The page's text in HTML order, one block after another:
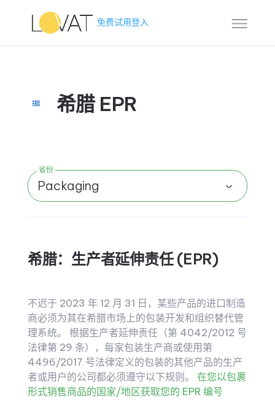
免费试用登入
希腊 EPR
省份
Packaging
希腊：生产者延伸责任 (EPR)
不迟于 2023 年 12 月 31 日，某些产品的进口制造
商必须为其在希腊市场上的包装开发和组织替代管
理系统。 根据生产者延伸责任（第 4042/2012 号
法律第 29 条），每家包装生产商或使用第
4496/2017 号法律定义的包装的其他产品的生产
者或用户的公司都必须遵守以下规则。 在您以包裹
形式销售商品的国家/地区获取您的 EPR 编号